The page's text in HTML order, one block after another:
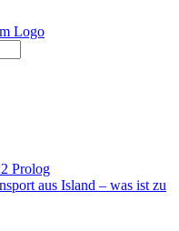
Prolog
aus Island – was ist zu